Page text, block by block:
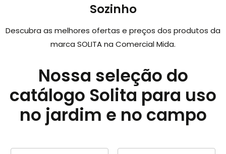
Sozinho
Descubra as melhores ofertas e preços dos produtos da
marca SOLITA na Comercial Mida.
Nossa seleção do
catálogo Solita para uso
no jardim e no campo